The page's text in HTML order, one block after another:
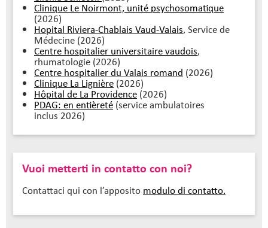
Clinique Le Noirmont, unité psychosomatique
(2026)
Hopital Riviera-Chablais Vaud-Valais, Service de
Médecine (2026)
Centre hospitalier universitaire vaudois,
rhumatologie (2026)
Centre hospitalier du Valais romand (2026)
Clinique La Lignière (2026)
Hôpital de La Providence (2026)
PDAG: en entièreté (service ambulatoires
inclus 2026)
Vuoi metterti in contatto con noi?
Contattaci qui con l’apposito modulo di contatto.